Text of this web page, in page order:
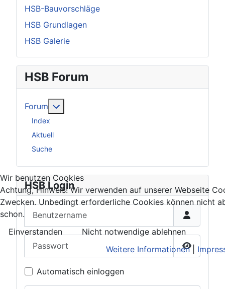
HSB-Bauvorschläge
HSB Grundlagen
HSB Galerie
HSB Forum
Forum
Index
Aktuell
Suche
HSB Login
Benutzername
Passwort
Automatisch einloggen
Wir benutzen Cookies
Achtung, Hinweis! Wir verwenden auf unserer Webseite
Zwecken. Unbedingt erforderliche Cookies können nicht
schon.
Einverstanden
Nicht notwendige ablehnen
Weitere Informationen|